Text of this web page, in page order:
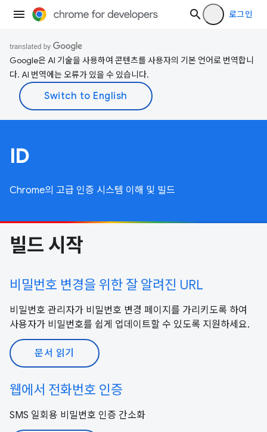
로그인
Google은 AI 기술을 사용하여 콘텐츠를 사용자의 기본 언어로 번역합니
다. AI 번역에는 오류가 있을 수 있습니다.
ID
Chrome의 고급 인증 시스템 이해 및 빌드
빌드 시작
비밀번호 변경을 위한 잘 알려진 URL
비밀번호 관리자가 비밀번호 변경 페이지를 가리키도록 하여
사용자가 비밀번호를 쉽게 업데이트할 수 있도록 지원하세요.
문서 읽기
웹에서 전화번호 인증
SMS 일회용 비밀번호 인증 간소화